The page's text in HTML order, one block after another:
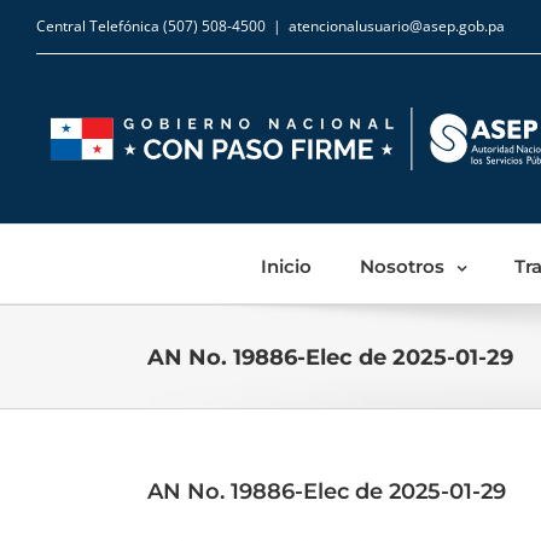
Central Telefónica (507) 508-4500 | atencionalusuario@asep.gob.pa
Inicio Nosotros
AN No. 19886-Elec de 2025-01-29
AN No. 19886-Elec de 2025-01-29